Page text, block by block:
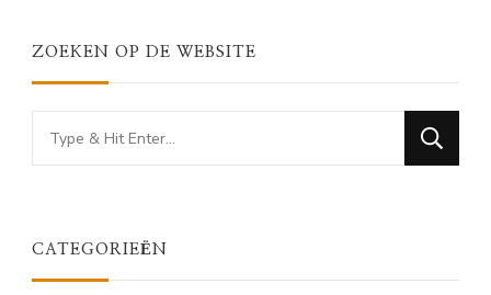
ZOEKEN OP DE WEBSITE
Looking
for
CATEGORIEËN